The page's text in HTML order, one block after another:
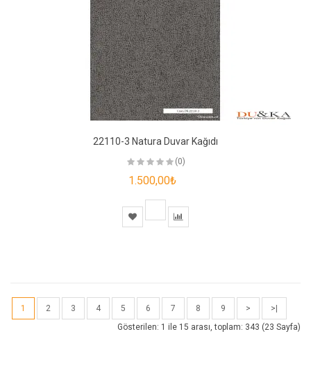
22110-3 Natura Duvar Kağıdı
(0)
1.500,00₺
1 2 3 4 5 6 7 8 9 >
>|
Gösterilen: 1 ile 15 arası, toplam: 343 (23 Sayfa)